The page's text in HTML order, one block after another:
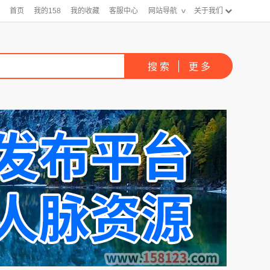
首页 我的158 我的收藏 客服中心 网站导航 关于我们